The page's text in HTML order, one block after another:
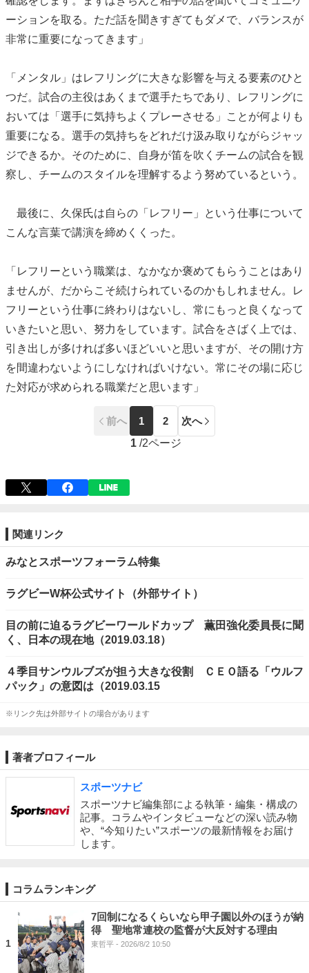
ーションを取る。ただ話を聞きすぎてもダメで、バランスが
非常に重要になってきます」
「メンタル」はレフリングに大きな影響を与える要素のひと
つだ。試合の主役はあくまで選手たちであり、レフリングに
おいては「選手に気持ちよくプレーさせる」ことが何よりも
重要になる。選手の気持ちをどれだけ汲み取りながらジャッ
ジできるか。そのために、自身が笛を吹くチームの試合を観
察し、チームのスタイルを理解するよう努めているという。
最後に、久保氏は自らの「レフリー」という仕事について
こんな言葉で講演を締めくくった。
「レフリーという職業は、なかなか褒めてもらうことはあり
ませんが、だからこそ続けられているのかもしれません。レ
フリーという仕事に終わりはないし、常にもっと良くなって
いきたいと思い、努力をしています。試合をさばく上では、
引き出しが多ければ多いほどいいと思いますが、その開け方
を間違わないようにしなければいけない。常にその場に応じ
た対応が求められる職業だと思います」
前へ 1 2
次へ
1 /2ページ
関連リンク
みなとスポーツフォーラム特集
ラグビーW杯公式サイト（外部サイト）
目の前に迫るラグビーワールドカップ 薫田強化委員長に聞
く、日本の現在地（2019.03.18）
４季目サンウルブズが担う大きな役割 ＣＥＯ語る「ウルフ
パック」の意図は（2019.03.15
※リンク先は外部サイトの場合があります
著者プロフィール
スポーツナビ
スポーツナビ編集部による執筆・編集・構成の
記事。コラムやインタビューなどの深い読み物
や、“今知りたい”スポーツの最新情報をお届け
します。
コラムランキング
1
7回制になるくらいなら甲子園以外のほうが納
得 聖地常連校の監督が大反対する理由
東哲平 - 2026/8/2 10:50